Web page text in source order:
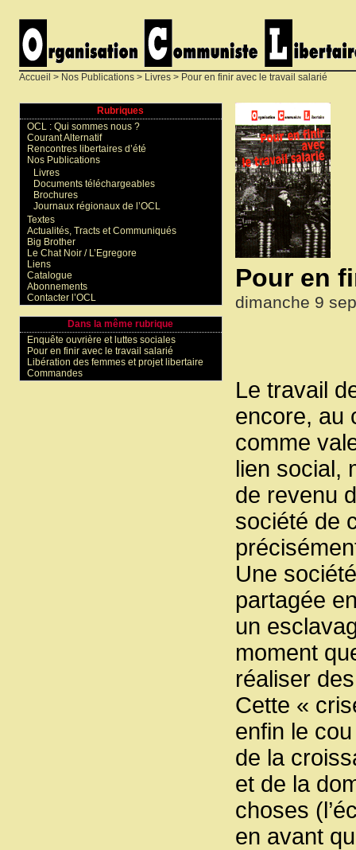
Accueil > Nos Publications > Livres > Pour en finir avec le travail salarié
Pour en
dimanche 9
Le travail
encore, au
comme
lien social,
de revenu
société de
Une
partagée
un
moment
réaliser
Cette «
enfin le
de la
et de la
choses
en avant
Rubriques
OCL : Qui sommes nous ?
Courant Alternatif
Rencontres libertaires d’été
Nos Publications
Livres
Documents téléchargeables
Brochures
Journaux régionaux de l’OCL
Textes
Actualités, Tracts et Communiqués
Big Brother
Le Chat Noir / L’Egregore
Liens
Catalogue
Abonnements
Contacter l’OCL
Dans la même rubrique
Enquête ouvrière et luttes sociales
Pour en finir avec le travail salarié
Libération des femmes et projet libertaire
Commandes